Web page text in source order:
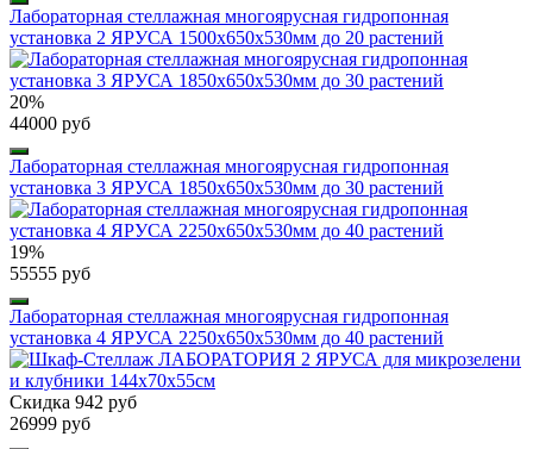
Лабораторная стеллажная многоярусная гидропонная
установка 2 ЯРУСА 1500х650х530мм до 20 растений
20%
44000 руб
Лабораторная стеллажная многоярусная гидропонная
установка 3 ЯРУСА 1850х650х530мм до 30 растений
19%
55555 руб
Лабораторная стеллажная многоярусная гидропонная
установка 4 ЯРУСА 2250х650х530мм до 40 растений
Скидка 942 руб
26999 руб